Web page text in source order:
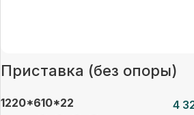
Приставка (без опоры)
1220*610*22